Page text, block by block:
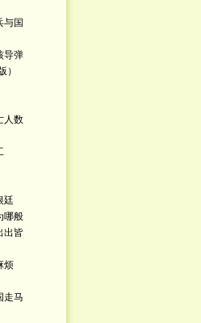
与国
导弹
）
人数
廷
哪般
出皆
烦
走马